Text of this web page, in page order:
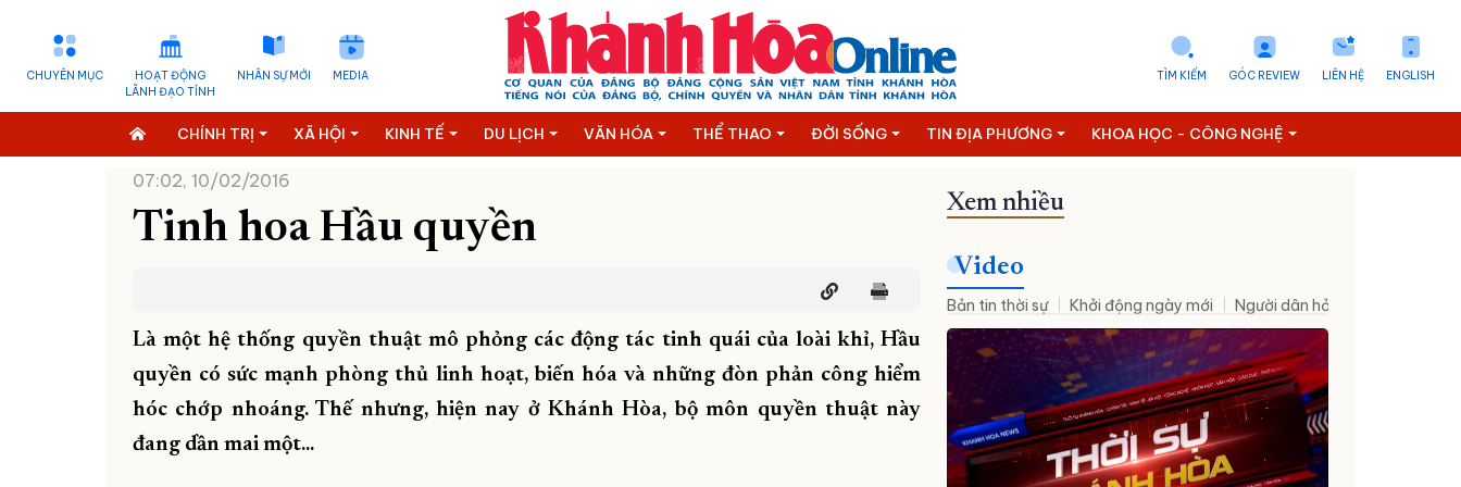
CHUYÊN MỤC
HOẠT ĐỘNG
LÃNH ĐẠO TỈNH
NHÂN SỰ MỚI MEDIA ENGLISH
LIÊN HỆ
GÓC REVIEW
TÌM KIẾM
CHÍNH TRỊ XÃ HỘI KINH TẾ DU LỊCH VĂN HÓA THỂ THAO ĐỜI SỐNG TIN ĐỊA PHƯƠNG KHOA HỌC - CÔNG NGHỆ
07:02, 10/02/2016
Tinh hoa Hầu quyền
Là một hệ thống quyền thuật mô phỏng các động tác tinh quái của loài khỉ, Hầu
quyền có sức mạnh phòng thủ linh hoạt, biến hóa và những đòn phản công hiểm
hóc chớp nhoáng. Thế nhưng, hiện nay ở Khánh Hòa, bộ môn quyền thuật này
đang dần mai một...
Xem nhiều
Video
Bản tin thời sự Khởi động ngày mới Người dân hỏi – Cơ quan nhà